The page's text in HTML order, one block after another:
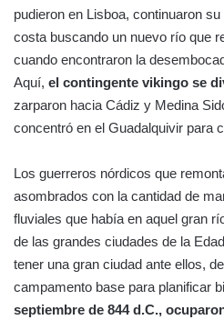
pudieron en Lisboa, continuaron
costa buscando un nuevo río que
cuando encontraron la
Aquí, el contingente vikingo se
zarparon hacia Cádiz y Medina
concentró en el Guadalquivir para
Los guerreros nórdicos que
asombrados con la cantidad de
fluviales que había en aquel gran
de las grandes ciudades de la
tener una gran ciudad ante ellos,
campamento base para planificar
septiembre de 844 d.C.,